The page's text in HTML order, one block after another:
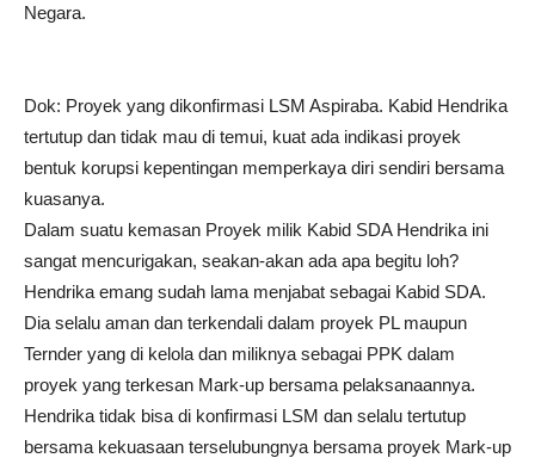
Negara.
Dok: Proyek yang dikonfirmasi LSM Aspiraba. Kabid Hendrika
tertutup dan tidak mau di temui, kuat ada indikasi proyek
bentuk korupsi kepentingan memperkaya diri sendiri bersama
kuasanya.
Dalam suatu kemasan Proyek milik Kabid SDA Hendrika ini
sangat mencurigakan, seakan-akan ada apa begitu loh?
Hendrika emang sudah lama menjabat sebagai Kabid SDA.
Dia selalu aman dan terkendali dalam proyek PL maupun
Ternder yang di kelola dan miliknya sebagai PPK dalam
proyek yang terkesan Mark-up bersama pelaksanaannya.
Hendrika tidak bisa di konfirmasi LSM dan selalu tertutup
bersama kekuasaan terselubungnya bersama proyek Mark-up